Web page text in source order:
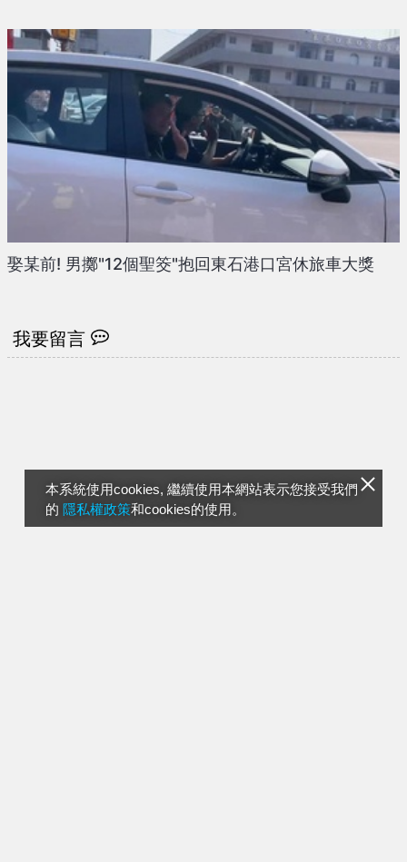
本系統使用cookies, 繼續使用本網站表示您接受我們
的 隱私權政策和cookies的使用。
娶某前! 男擲"12個聖筊"抱回東石港口宮休旅車大獎
我要留言